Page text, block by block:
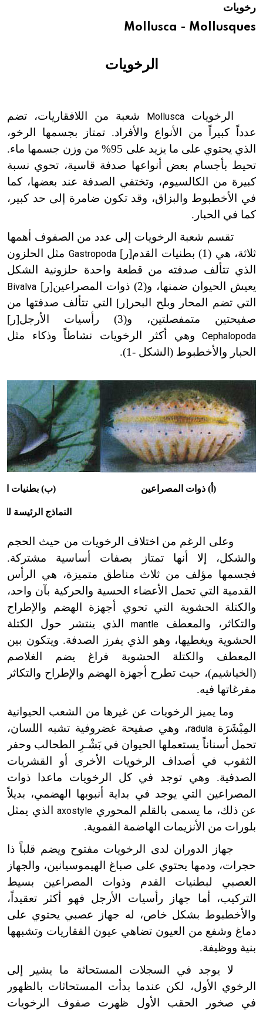
رخويات
Mollusca - Mollusques
الرخويات
الرخويات Mollusca
شعبة من اللافقاريات، تضم
عدداً كبيراً من الأنواع والأفراد. تمتاز بجسمها الرخو،
الذي يحتوي على ما يزيد على 95% من وزن جسمها ماء.
تحيط بأجسام بعض أنواعها صدفة قاسية، تحوي نسبة
كبيرة من الكالسيوم، وتختفي الصدفة عند بعضها، كما
في الأخطبوط والبزاق، وقد تكون ضامرة إلى حد كبير،
كما في الحبار.
تقسم شعبة الرخويات إلى عدد من الصفوف أهمها
ثلاثة، هي (1) بطنيات القدم[ر]
Gastropoda مثل الحلزون
الذي تتألف صدفته من قطعة واحدة حلزونية الشكل
يعيش الحيوان ضمنها، و(2) ذوات المصراعين[ر]
Bivalva
التي تضم المحار وبلح البحر[ر] التي تتألف صدفتها من
صفيحتين متمفصلتين، و(3) رأسيات الأرجل[ر]
Cephalopoda وهي أكثر الرخويات نشاطاً وذكاء مثل
الحبار والأخطبوط (الشكل -
1).
(أ) ذوات المصراعين (ب) بطنيات
النماذج الرئيسة
وعلى الرغم من اختلاف الرخويات من حيث الحجم
والشكل، إلا أنها تمتاز بصفات أساسية مشتركة.
فجسمها مؤلف من ثلاث مناطق متميزة، هي الرأس
القدمية التي تحمل الأعضاء الحسية والحركية بآن واحد،
والكتلة الحشوية التي تحوي أجهزة الهضم والإطراح
والتكاثر، والمعطف mantleالذي ينتشر حول الكتلة
الحشوية ويغطيها، وهو الذي يفرز الصدفة. ويتكون بين
المعطف والكتلة الحشوية فراغ يضم الغلاصم
(الخياشيم)، حيث تطرح أجهزة الهضم والإطراح والتكاثر
مفرغاتها فيه.
وما يميز الرخويات عن غيرها من الشعب الحيوانية
المِبْشَرَة radula، وهي صفيحة غضروفية تشبه اللسان،
تحمل أسناناً يستعملها الحيوان في بَشْـرِ الطحالب وحفر
الثقوب في أصداف الرخويات الأخرى أو القشريات
الصدفية. وهي توجد في كل الرخويات ماعدا ذوات
المصراعين التي يوجد في بداية أنبوبها الهضمي، بديلاً
عن ذلك، ما يسمى بالقلم المحوري axostyle الذي يمثل
بلورات من الأنزيمات الهاضمة الفموية.
جهاز الدوران لدى الرخويات مفتوح ويضم قلباً ذا
حجرات، ودمها يحتوي على صباغ الهيموسيانين، والجهاز
العصبي لبطنيات القدم وذوات المصراعين بسيط
التركيب، أما جهاز رأسيات الأرجل فهو أكثر تعقيداً،
والأخطبوط بشكل خاص، له جهاز عصبي يحتوي على
دماغ وشفع من العيون تضاهي عيون الفقاريات وتشبهها
بنية ووظيفة.
لا يوجد في السجلات المستحاثة ما يشير إلى
الرخوي الأول، لكن عندما بدأت المستحاثات بالظهور
في صخور الحقب الأول ظهرت صفوف الرخويات